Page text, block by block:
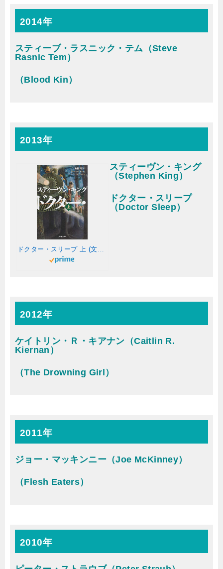
2014年
スティーブ・ラスニック・テム（Steve
Rasnic Tem）
（Blood Kin）
2013年
ドクター・スリープ 上 (文春文庫 キ 2-52)
スティーヴン・キング
（Stephen King）
ドクター・スリープ
（Doctor Sleep）
2012年
ケイトリン・Ｒ・キアナン（Caitlin R.
Kiernan）
（The Drowning Girl）
2011年
ジョー・マッキンニー（Joe McKinney）
（Flesh Eaters）
2010年